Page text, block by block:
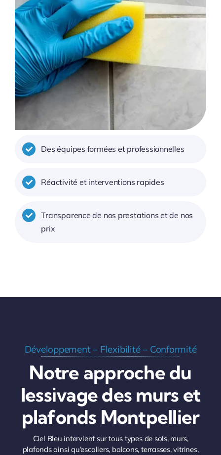
Des équipes formées et professionnelles
Réactivité et interventions rapides
Transparence de nos prestations et de nos
prix
Développement – Flexibilité – Conformité
Notre approche du
lessivage des murs et
plafonds Montpellier
Ciel Bleu intervient sur tous types de sols, murs,
plafonds ainsi qu’escaliers, balcons, terrasses, vitrines,